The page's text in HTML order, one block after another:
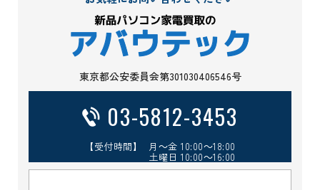
東京都公安委員会第301030406546号
03-5812-3453
【受付時間】 月～金 10:00～18:00
土曜日 10:00～16:00